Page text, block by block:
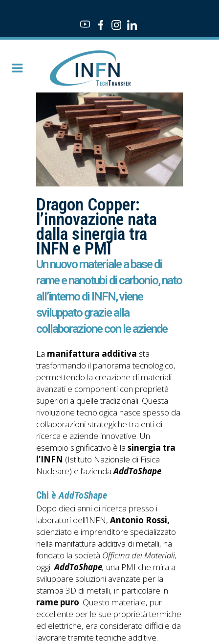
Dragon Copper:
l’innovazione nata
dalla sinergia tra
INFN e PMI
Un nuovo materiale a base di
rame e nanotubi di carbonio, nato
all’interno di INFN, viene
sviluppato grazie alla
collaborazione con le aziende
La manifattura additiva sta
trasformando il panorama tecnologico,
permettendo la creazione di materiali
avanzati e componenti con proprietà
superiori a quelle tradizionali. Questa
rivoluzione tecnologica nasce spesso da
collaborazioni strategiche tra enti di
ricerca e aziende innovative. Un
esempio significativo è la sinergia tra
l’INFN (Istituto Nazionale di Fisica
Nucleare) e l’aziendaAddToShape.
Chi èAddToShape
Dopo dieci anni di ricerca presso i
laboratori dell’INFN, Antonio Rossi,
scienziato e imprenditore specializzato
nella manifattura additiva di metalli, ha
fondato la società Officina dei Materiali,
oggiAddToShape, una PMI che mira a
sviluppare soluzioni avanzate per la
stampa 3D di metalli, in particolare in
rame puro. Questo materiale, pur
eccellente per le sue proprietà termiche
ed elettriche, era considerato difficile da
lavorare tramite tecniche additive.